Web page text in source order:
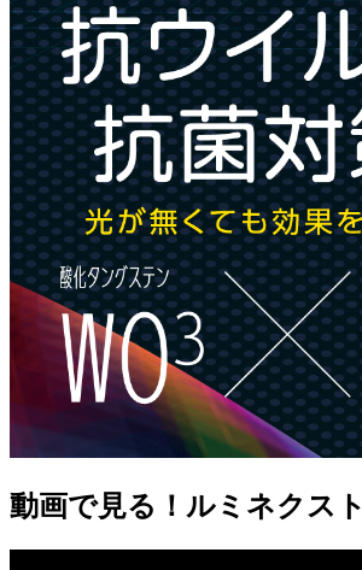
動画で見る！ルミネクスト